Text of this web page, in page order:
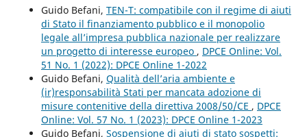
Guido Befani, TEN-T: compatibile con il regime di aiuti
di Stato il finanziamento pubblico e il monopolio
legale all’impresa pubblica nazionale per realizzare
un progetto di interesse europeo , DPCE Online: Vol.
51 No. 1 (2022): DPCE Online 1-2022
Guido Befani, Qualità dell’aria ambiente e
(ir)responsabilità Stati per mancata adozione di
misure contenitive della direttiva 2008/50/CE , DPCE
Online: Vol. 57 No. 1 (2023): DPCE Online 1-2023
Guido Befani, Sospensione di aiuti di stato sospetti: